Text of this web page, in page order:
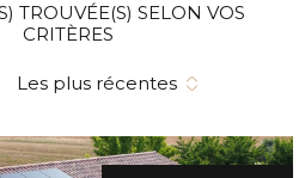
TROUVÉE(S) SELON VOS
CRITÈRES
Les plus récentes